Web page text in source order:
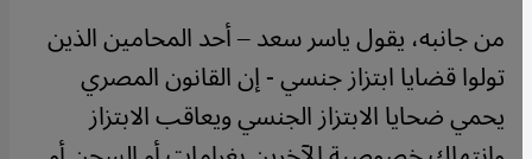
من جانبه، يقول ياسر سعد – أحد المحامين الذين
تولوا قضايا ابتزاز جنسي - إن القانون المصري
يحمي ضحايا الابتزاز الجنسي ويعاقب الابتزاز